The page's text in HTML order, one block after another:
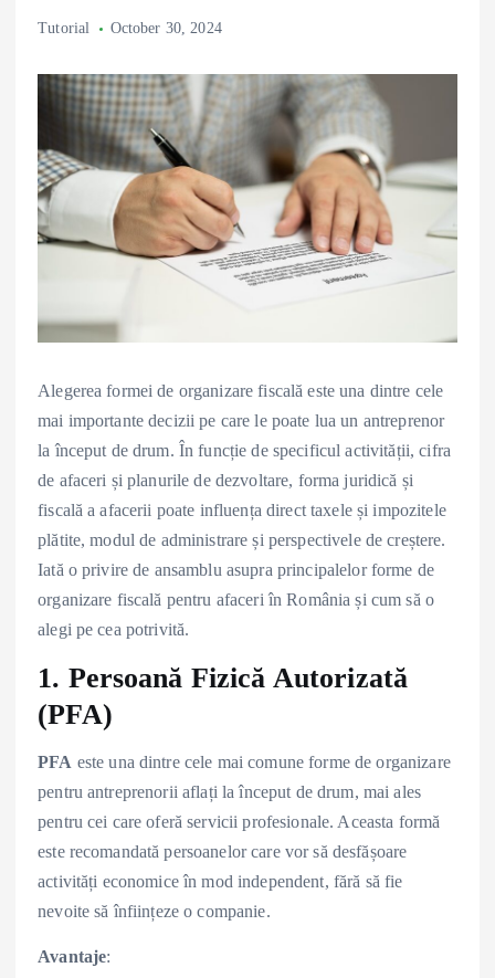
Tutorial October 30, 2024
Alegerea formei de organizare fiscală este una dintre cele
mai importante decizii pe care le poate lua un antreprenor
la început de drum. În funcție de specificul activității, cifra
de afaceri și planurile de dezvoltare, forma juridică și
fiscală a afacerii poate influența direct taxele și impozitele
plătite, modul de administrare și perspectivele de creștere.
Iată o privire de ansamblu asupra principalelor forme de
organizare fiscală pentru afaceri în România și cum să o
alegi pe cea potrivită.
1. Persoană Fizică Autorizată
(PFA)
PFA este una dintre cele mai comune forme de organizare
pentru antreprenorii aflați la început de drum, mai ales
pentru cei care oferă servicii profesionale. Aceasta formă
este recomandată persoanelor care vor să desfășoare
activități economice în mod independent, fără să fie
nevoite să înființeze o companie.
Avantaje: